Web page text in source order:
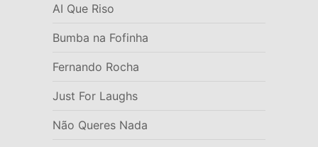
AI Que Riso
Bumba na Fofinha
Fernando Rocha
Just For Laughs
Não Queres Nada